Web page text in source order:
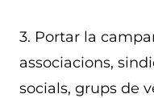
3. Portar la
associacions,
socials, grups de